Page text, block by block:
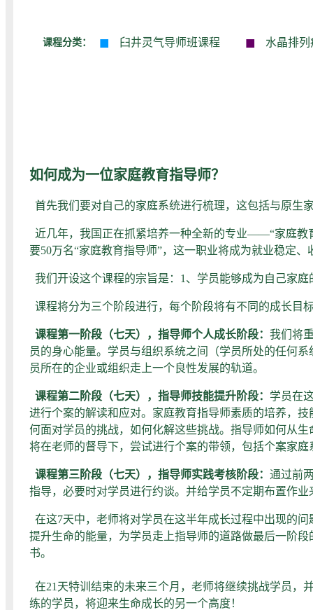
课程分类： ■ 臼井灵气导师班课程 ■ 水晶排
如何成为一位家庭教育指导师？
首先我们要对自己的家庭系统进行梳理，这包括与原生
近几年，我国正在抓紧培养一种全新的专业——“家庭教
要50万名“家庭教育指导师”，这一职业将成为就业稳定、
我们开设这个课程的宗旨是：1、学员能够成为自己家
课程将分为三个阶段进行，每个阶段将有不同的成长目
课程第一阶段（七天），指导师个人成长阶段： 我们将
员的身心能量。学员与组织系统之间（学员所处的任何
员所在的企业或组织走上一个良性发展的轨道。
课程第二阶段（七天），指导师技能提升阶段： 学员在
进行个案的解读和应对。家庭教育指导师素质的培养，
何面对学员的挑战，如何化解这些挑战。指导师如何从
将在老师的督导下，尝试进行个案的带领，包括个案家
课程第三阶段（七天），指导师实践考核阶段： 通过前
指导，必要时对学员进行约谈。并给学员不定期布置作
在这7天中，老师将对学员在这半年成长过程中出现的
提升生命的能量，为学员走上指导师的道路做最后一阶
书。
在21天特训结束的未来三个月，老师将继续挑战学员，
练的学员，将迎来生命成长的另一个高度！